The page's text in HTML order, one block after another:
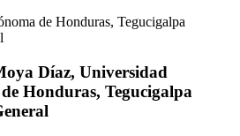
de Honduras, Tegucigalpa
Díaz, Universidad
Honduras, Tegucigalpa